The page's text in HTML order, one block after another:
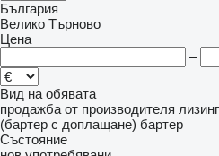
България
Велико Търново
Цена
–
Вид на обявата
продажба от производителя лизинг
(бартер с доплащане) бартер
Състояние